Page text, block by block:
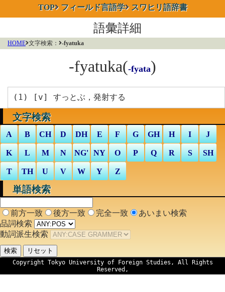
TOP フィールド言語学 スワヒリ語辞書
文字検索
A B CH D DH E F G GH H I J
K L M N NG' NY O P Q R S SH
T TH U V W Y Z
単語検索
前方一致 後方一致 完全一致
あいまい検索
品詞検索
動詞派生検索
語彙詳細
HOME 文字検索： -fyatuka
-fyatuka(-fyata)
(1) [ v] すっとぶ，発射する
Copyright Tokyo University of Foreign Studies, All Rights
Reserved,